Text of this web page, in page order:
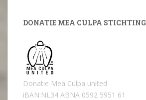
DONATIE MEA CULPA STICHTING
Donatie Mea Culpa united
iBAN:NL34 ABNA 0592 5951 61